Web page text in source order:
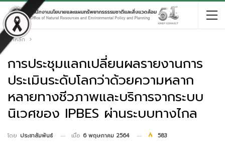
หน้าหลัก
การประชุมแลกเปลี่ยนผลรายงานการ
ประเมินระดับโลกว่าด้วยความหลาก
หลายทางชีวภาพและบริการจากระบบ
นิเวศของ IPBES ผ่านระบบทางไกล
โดย ประชาสัมพันธ์ เมื่อ 6 พฤษภาคม 2564 583